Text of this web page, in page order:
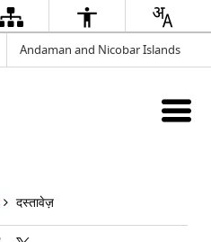
Andaman and Nicobar Islands
दस्तावेज़